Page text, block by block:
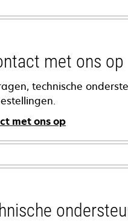
met ons op
technische
met ons op